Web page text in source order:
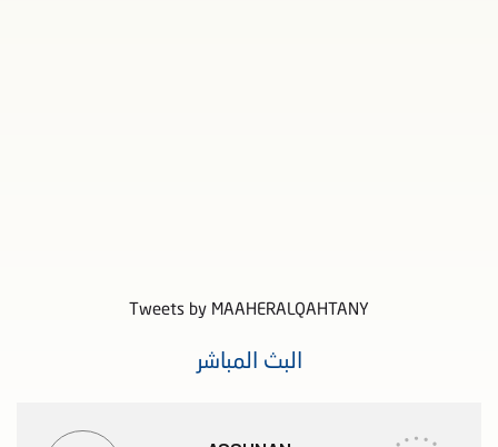
Tweets by MAAHERALQAHTANY
البث المباشر